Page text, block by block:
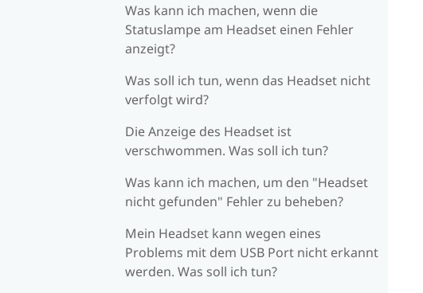
Was kann ich machen, wenn die
Statuslampe am Headset einen Fehler
anzeigt?
Was soll ich tun, wenn das Headset nicht
verfolgt wird?
Die Anzeige des Headset ist
verschwommen. Was soll ich tun?
Was kann ich machen, um den "Headset
nicht gefunden" Fehler zu beheben?
Mein Headset kann wegen eines
Problems mit dem USB Port nicht erkannt
werden. Was soll ich tun?